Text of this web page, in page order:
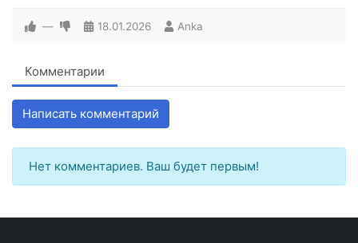
— 18.01.2026 Anka
Комментарии
Написать комментарий
Нет комментариев. Ваш будет первым!